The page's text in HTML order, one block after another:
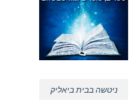
ניטשה בבית ביאליק